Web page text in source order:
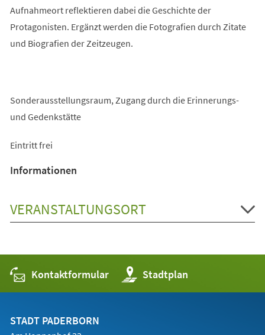
Aufnahmeort reflektieren dabei die Geschichte der
Protagonisten. Ergänzt werden die Fotografien durch Zitate
und Biografien der Zeitzeugen.
Sonderausstellungsraum, Zugang durch die Erinnerungs-
und Gedenkstätte
Eintritt frei
Informationen
VERANSTALTUNGSORT
Kontaktformular Stadtplan
(Öffnet
in
einem
STADT PADERBORN